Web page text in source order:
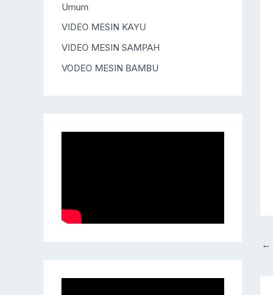
Umum
VIDEO MESIN KAYU
VIDEO MESIN SAMPAH
VODEO MESIN BAMBU
←